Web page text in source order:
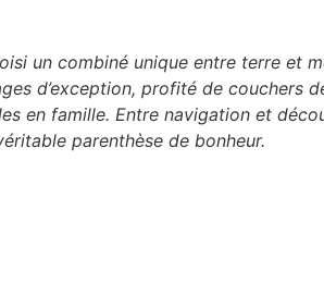
un combiné unique entre terre et
d’exception, profité de couchers
en famille. Entre navigation et
parenthèse de bonheur.